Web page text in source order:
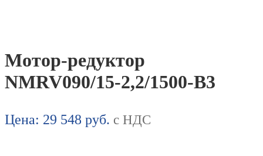
Мотор-редуктор
NMRV090/15-2,2/1500-B3
Цена: 29 548 руб. с НДС